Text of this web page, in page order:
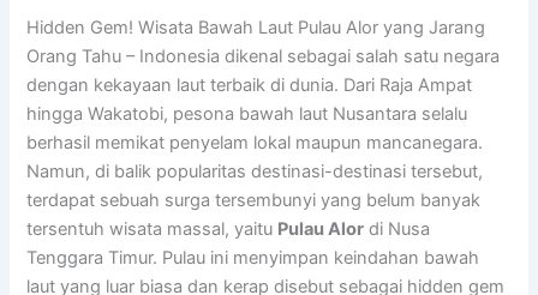
Hidden Gem! Wisata Bawah Laut Pulau Alor yang Jarang
Orang Tahu – Indonesia dikenal sebagai salah satu negara
dengan kekayaan laut terbaik di dunia. Dari Raja Ampat
hingga Wakatobi, pesona bawah laut Nusantara selalu
berhasil memikat penyelam lokal maupun mancanegara.
Namun, di balik popularitas destinasi-destinasi tersebut,
terdapat sebuah surga tersembunyi yang belum banyak
tersentuh wisata massal, yaitu Pulau Alor di Nusa
Tenggara Timur. Pulau ini menyimpan keindahan bawah
laut yang luar biasa dan kerap disebut sebagai hidden gem